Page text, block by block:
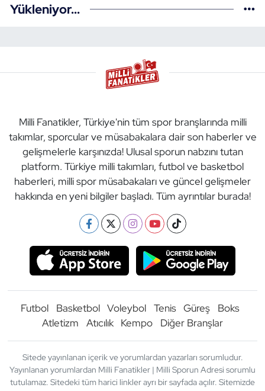
Yükleniyor...
Milli Fanatikler, Türkiye'nin tüm spor branşlarında milli
takımlar, sporcular ve müsabakalara dair son haberler ve
gelişmelerle karşınızda! Ulusal sporun nabzını tutan
platform. Türkiye milli takımları, futbol ve basketbol
haberleri, milli spor müsabakaları ve güncel gelişmeler
hakkında en yeni bilgiler başladı. Tüm ayrıntılar burada!
Futbol Basketbol Voleybol Tenis Güreş
Boks
Atletizm
Atıcılık Kempo Diğer Branşlar
Sitede yayınlanan içerik ve yorumlardan yazarları sorumludur.
Yayınlanan yorumlardan Milli Fanatikler | Milli Sporun Adresi sorumlu
tutulamaz. Sitedeki tüm harici linkler ayrı bir sayfada açılır. Sitemizde